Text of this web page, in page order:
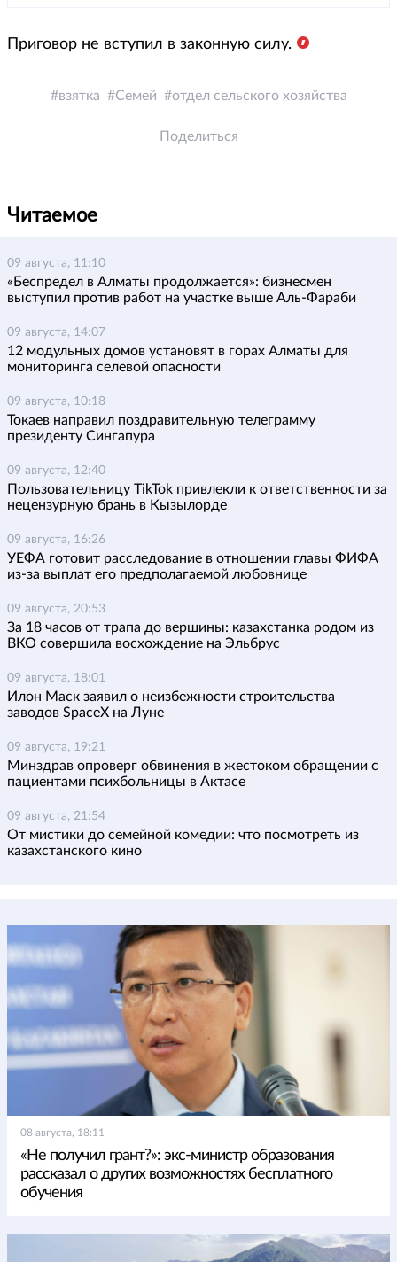
Приговор не вступил в законную силу.
взятка Семей отдел сельского хозяйства
Поделиться
Читаемое
09 августа, 11:10
«Беспредел в Алматы продолжается»: бизнесмен
выступил против работ на участке выше Аль-Фараби
09 августа, 14:07
12 модульных домов установят в горах Алматы для
мониторинга селевой опасности
09 августа, 10:18
Токаев направил поздравительную телеграмму
президенту Сингапура
09 августа, 12:40
Пользовательницу TikTok привлекли к ответственности за
нецензурную брань в Кызылорде
09 августа, 16:26
УЕФА готовит расследование в отношении главы ФИФА
из-за выплат его предполагаемой любовнице
09 августа, 20:53
За 18 часов от трапа до вершины: казахстанка родом из
ВКО совершила восхождение на Эльбрус
09 августа, 18:01
Илон Маск заявил о неизбежности строительства
заводов SpaceX на Луне
09 августа, 19:21
Минздрав опроверг обвинения в жестоком обращении с
пациентами психбольницы в Актасе
09 августа, 21:54
От мистики до семейной комедии: что посмотреть из
казахстанского кино
08 августа, 18:11
«Не получил грант?»: экс-министр образования
рассказал о других возможностях бесплатного
обучения